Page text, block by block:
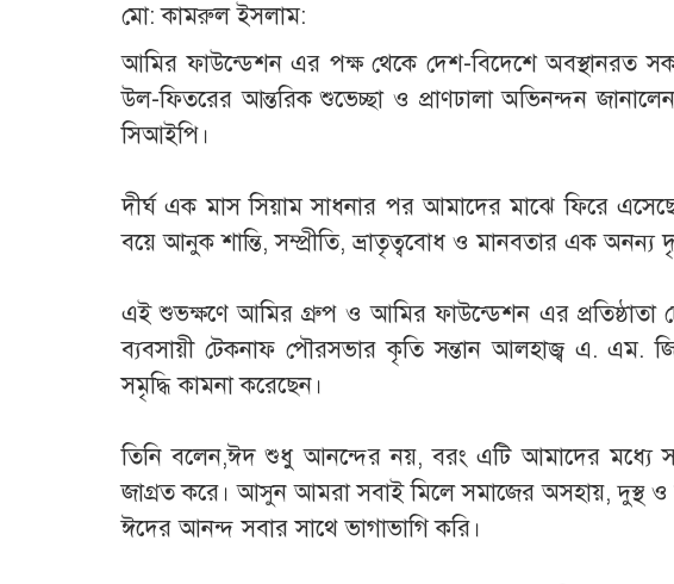
মো: কামরুল ইসলাম:
আমির ফাউন্ডেশন এর পক্ষ থেকে দেশ-বিদেশে অবস্থানরত
উল-ফিতরের আন্তরিক শুভেচ্ছা ও প্রাণঢালা অভিনন্দন
সিআইপি।
‎দীর্ঘ এক মাস সিয়াম সাধনার পর আমাদের মাঝে ফিরে
বয়ে আনুক শান্তি, সম্প্রীতি, ভ্রাতৃত্ববোধ ও মানবতার এক অনন্য
‎এই শুভক্ষণে আমির গ্রুপ ও আমির ফাউন্ডেশন এর প্রতিষ্ঠাতা
ব্যবসায়ী টেকনাফ পৌরসভার কৃতি সন্তান আলহাজ্ব এ. এম.
সমৃদ্ধি কামনা করেছেন।
‎তিনি বলেন,ঈদ শুধু আনন্দের নয়, বরং এটি আমাদের মধ্যে
জাগ্রত করে। আসুন আমরা সবাই মিলে সমাজের অসহায়, দুস্থ ও
ঈদের আনন্দ সবার সাথে ভাগাভাগি করি।